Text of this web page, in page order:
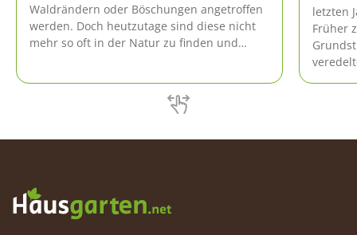
Waldrändern oder Böschungen angetroffen
werden. Doch heutzutage sind diese nicht
mehr so oft in der Natur zu finden und
Palmkätzchen im eigenen Garten
kultivieren. Die Pflege und das Vermehren
letzten
Früher